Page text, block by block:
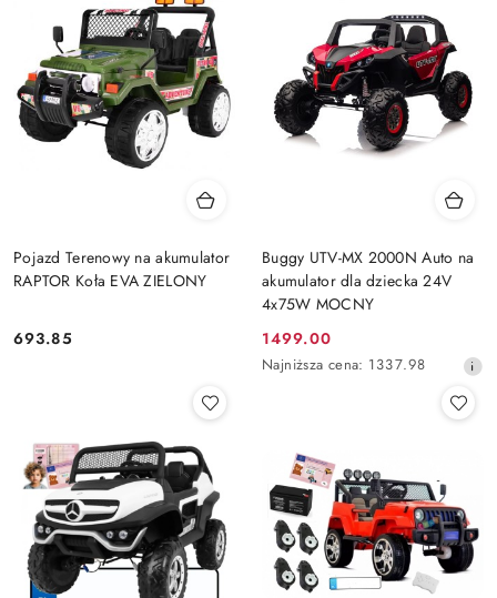
Pojazd Terenowy na akumulator
RAPTOR Koła EVA ZIELONY
Cena:
693.85
Buggy UTV-MX 2000N Auto na
akumulator dla dziecka 24V
4x75W MOCNY
Cena
promocyjna:
1499.00
Najniższa
przed
obniżką
Najniższa cena: 1337.98